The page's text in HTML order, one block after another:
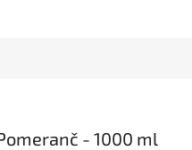
- 1000 ml